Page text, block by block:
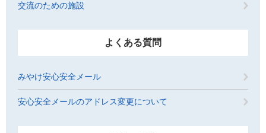
交流のための施設
よくある質問
みやけ安心安全メール
安心安全メールのアドレス変更について